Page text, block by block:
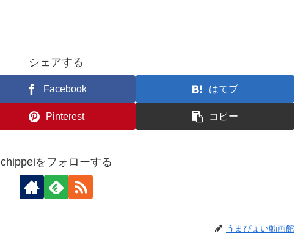
シェアする
Facebook はてブ
Pinterest コピー
chippeiをフォローする
うまぴょい動画館